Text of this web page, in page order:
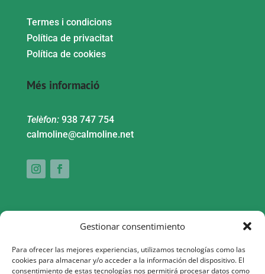
Gestionar consentimiento
Para ofrecer las mejores experiencias, utilizamos tecnologías como las
cookies para almacenar y/o acceder a la información del dispositivo. El
consentimiento de estas tecnologías nos permitirá procesar datos como
Termes i condicions
Política de privacitat
Política de cookies
Més informació
Telèfon:938 747 754
calmoline@calmoline.net